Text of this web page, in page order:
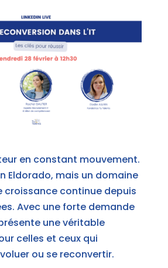
en constant mouvement.
Eldorado, mais un domaine
croissance continue depuis
Avec une forte demande
une véritable
celles et ceux qui
ou se reconvertir.